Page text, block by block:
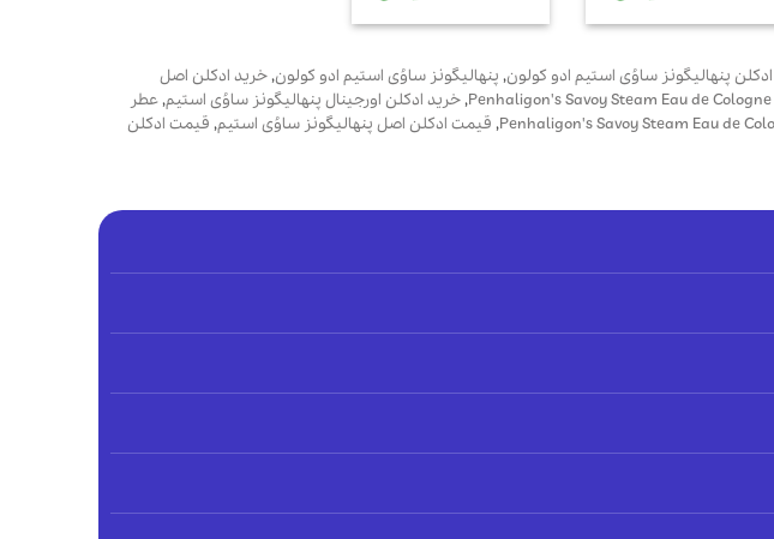
74,250,000 تومان
بود.
63,195,000 تومان
است.
79,200,000 تومان
بود. است.
ادکلن پنهالیگونز ساوُی استیم ادو کولون, پنهالیگونز ساوُی استیم ادو کولون,خرید ادکلن اصل
,خرید ادکلن اورجینال پنهالیگونز ساوُی استیم,عطر
, قیمت ادکلن اصل پنهالیگونز ساوُی استیم, قیمت ادکلن